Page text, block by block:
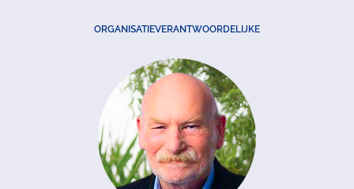
ORGANISATIEVERANTWOORDELIJKE